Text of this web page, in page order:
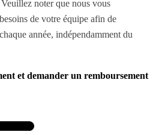
noter que nous vous
de votre équipe afin de
année, indépendamment du
et demander un remboursement